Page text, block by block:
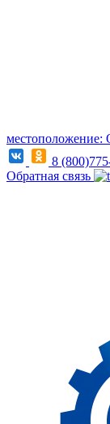
местоположение:
8
Обратная связь